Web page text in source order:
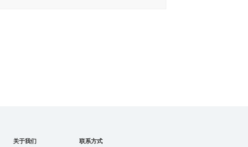
关于我们 联系方式